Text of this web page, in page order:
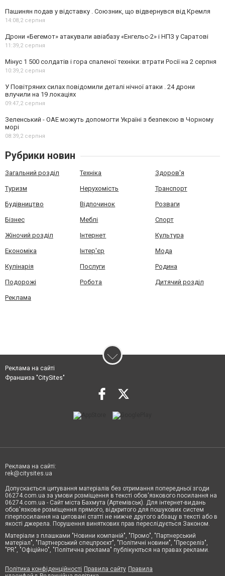
Пашинян подав у відставку . Союзник, що відвернувся від Кремля
14:08,2 серпня
Дрони «Бегемот» атакували авіабазу «Енгельс-2» і НПЗ у Саратові
11:39,2 серпня
Мінус 1 500 солдатів і гора спаленої техніки: втрати Росії на 2 серпня
10:39,2 серпня
У Повітряних силах повідомили деталі нічної атаки . 24 дрони
влучили на 19 локаціях
09:47,2 серпня
Зеленський - ОАЕ можуть допомогти Україні з безпекою в Чорному
морі
08:39,2 серпня
Рубрики новин
Загальний розділ Техніка Здоров'я
Туризм Нерухомість Транспорт
Будівництво Відпочинок Розваги
Бізнес Меблі Спорт
Жіночий розділ Інтернет Культура
Економіка Інтер'єр Мода
Кулінарія Послуги Родина
Подорожі Робота Дитячий розділ
Реклама
Реклама на сайті
Франшиза "CitySites"
Реклама на сайті:
rek@citysites.ua
Допускається цитування матеріалів без отримання попередньої згоди
06274.com.ua за умови розміщення в тексті обов'язкового посилання на
06274.com.ua - Сайт міста Бахмута (Артемівськ). Для інтернет-видань
обов'язкове розміщення прямого, відкритого для пошукових систем
гіперпосилання на цитовані статті не нижче другого абзацу в тексті або в
якості джерела. Порушення виняткових прав переслідується Законом.
Матеріали з плашками "Новини компаній", "Промо", "Партнерський
матеріал", "Партнерський спецпроєкт", "Політичні новини", "Пресреліз",
"PR", "Офіційно", "Політична реклама" публікуються на правах реклами.
Політика конфіденційності Правила сайту Правила